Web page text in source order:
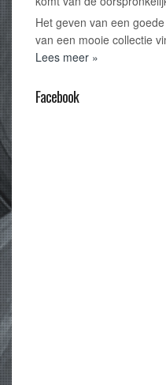
Het geven van een
van een mooie collectie
Lees meer »
Facebook